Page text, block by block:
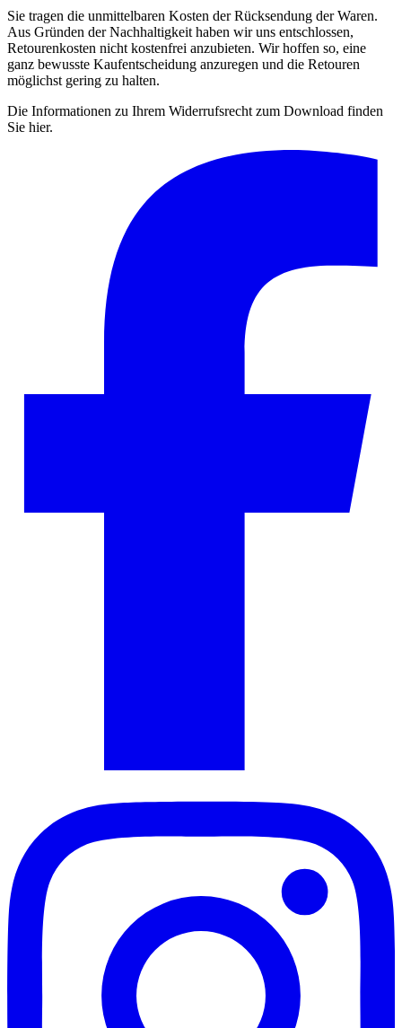
Sie tragen die unmittelbaren Kosten der Rücksendung der Waren.
Aus Gründen der Nachhaltigkeit haben wir uns entschlossen,
Retourenkosten nicht kostenfrei anzubieten. Wir hoffen so, eine
ganz bewusste Kaufentscheidung anzuregen und die Retouren
möglichst gering zu halten.
Die Informationen zu Ihrem Widerrufsrecht zum Download finden
Sie hier.